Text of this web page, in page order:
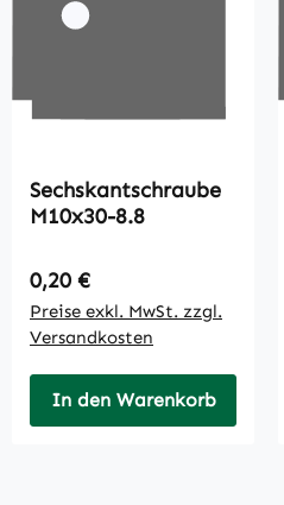
Sechskantschraube
M10x30-8.8
Regulärer Preis:
0,20 €
Preise exkl. MwSt. zzgl.
Versandkosten
In den Warenkorb